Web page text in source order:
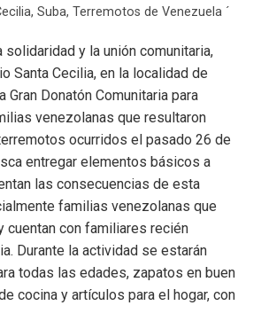
,Suba,Terremotos de Venezuela ´
solidaridad y la unión comunitaria,
Santa Cecilia, en la localidad de
Gran Donatón Comunitaria para
venezolanas que resultaron
ocurridos el pasado 26 de
entregar elementos básicos a
las consecuencias de esta
familias venezolanas que
cuentan con familiares recién
Durante la actividad se estarán
todas las edades, zapatos en buen
cocina y artículos para el hogar, con